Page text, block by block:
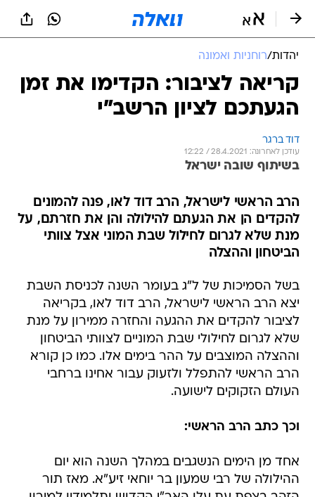
יהדות/רוחניות ואמונה
קריאה לציבור: הקדימו את זמן
הגעתכם לציון הרשב"י
דוד ברגר
עודכן לאחרונה: 28.4.2021 / 12:22
בשיתוף שובה ישראל
הרב הראשי לישראל, הרב דוד לאו, פנה להמונים
להקדים הן את הגעתם להילולה והן את חזרתם, על
מנת שלא לגרום לחילול שבת המוני אצל צוותי
הביטחון וההצלה
בשל הסמיכות של ל"ג בעומר השנה לכניסת השבת
יצא הרב הראשי לישראל, הרב דוד לאו, בקריאה
לציבור להקדים את ההגעה והחזרה ממירון על מנת
שלא לגרום לחילולי שבת המוניים לצוותי הביטחון
וההצלה המוצבים על ההר בימים אלו. כמו כן קורא
הרב הראשי להתפלל ולזעוק עבור אחינו ברחבי
העולם הזקוקים לישועה.
וכך כתב הרב הראשי:
אחד מן הימים הנשגבים במהלך השנה הוא יום
ההילולה של רבי שמעון בר יוחאי זיע"א. מאז תור